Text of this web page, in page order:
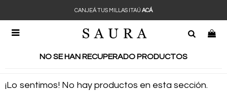

CANJEÁ TUS MILLAS ITAÚ ACÁ
NO SE HAN RECUPERADO PRODUCTOS
¡Lo sentimos! No hay productos en esta sección.